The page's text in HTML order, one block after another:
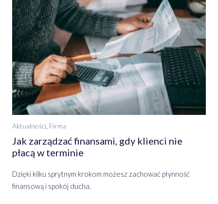
Aktualności Firma
Jak zarządzać finansami, gdy klienci nie
płacą w terminie
Dzięki kilku sprytnym krokom możesz zachować płynność
finansową i spokój ducha.